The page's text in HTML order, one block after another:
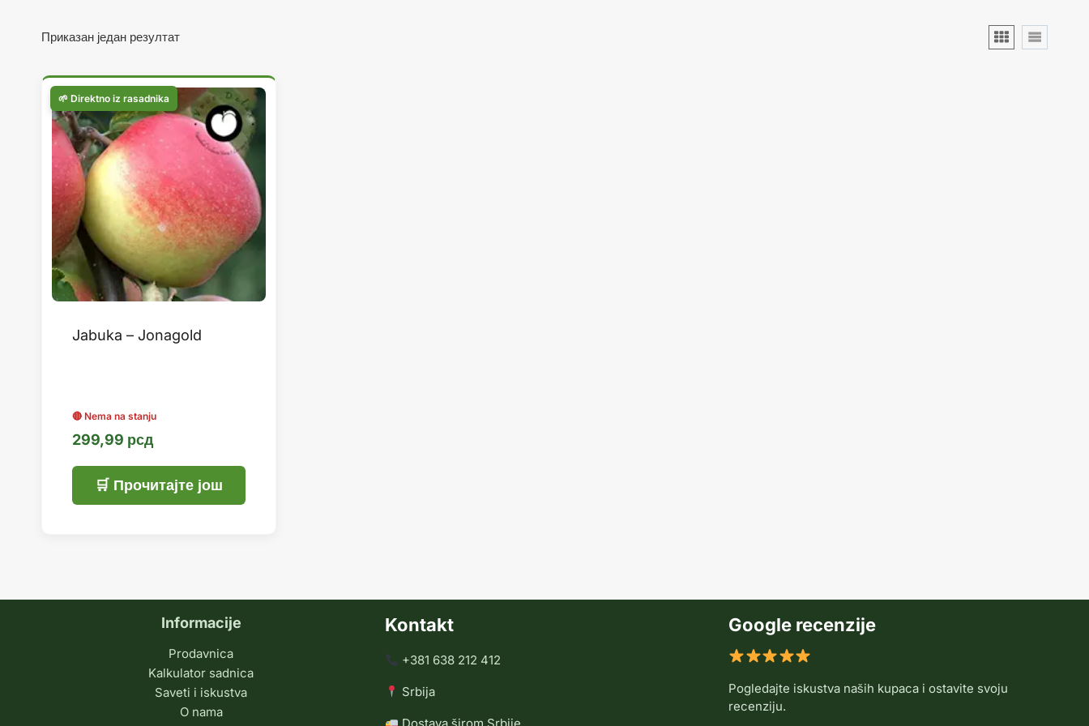
Приказан један резултат
Jabuka – Jonagold
299,99 рсд
Прочитајте још
Informacije
Prodavnica
Kalkulator sadnica
Saveti i iskustva
O nama
Kontakt
+381 638 212 412
Srbija
Google recenzije
Pogledajte iskustva naših kupaca i ostavite svoju
recenziju.